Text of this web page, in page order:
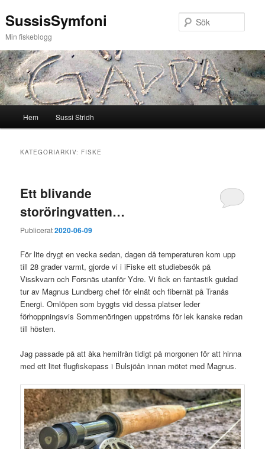
till
innehåll
till
innehåll
SussisSymfoni
Min fiskeblogg
Hem Sussi Stridh
KATEGORIARKIV: FISKE
Ett blivande
storöringvatten…
Publicerat2020-06-09
För lite drygt en vecka sedan, dagen då temperaturen kom upp
till 28 grader varmt, gjorde vi i iFiske ett studiebesök på
Visskvarn och Forsnäs utanför Ydre. Vi fick en fantastik guidad
tur av Magnus Lundberg chef för elnät och fibernät på Tranås
Energi. Omlöpen som byggts vid dessa platser leder
förhoppningsvis Sommenöringen uppströms för lek kanske redan
till hösten.
Jag passade på att åka hemifrån tidigt på morgonen för att hinna
med ett litet flugfiskepass i Bulsjöån innan mötet med Magnus.